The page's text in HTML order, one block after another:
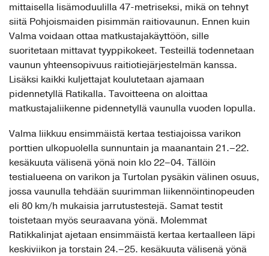
mittaisella lisämoduulilla 47-metriseksi, mikä on tehnyt
siitä Pohjoismaiden pisimmän raitiovaunun. Ennen kuin
Valma voidaan ottaa matkustajakäyttöön, sille
suoritetaan mittavat tyyppikokeet. Testeillä todennetaan
vaunun yhteensopivuus raitiotiejärjestelmän kanssa.
Lisäksi kaikki kuljettajat koulutetaan ajamaan
pidennetyllä Ratikalla. Tavoitteena on aloittaa
matkustajaliikenne pidennetyllä vaunulla vuoden lopulla.
Valma liikkuu ensimmäistä kertaa testiajoissa varikon
porttien ulkopuolella sunnuntain ja maanantain 21.–22.
kesäkuuta välisenä yönä noin klo 22–04. Tällöin
testialueena on varikon ja Turtolan pysäkin välinen osuus,
jossa vaunulla tehdään suurimman liikennöintinopeuden
eli 80 km/h mukaisia jarrutustestejä. Samat testit
toistetaan myös seuraavana yönä. Molemmat
Ratikkalinjat ajetaan ensimmäistä kertaa kertaalleen läpi
keskiviikon ja torstain 24.–25. kesäkuuta välisenä yönä